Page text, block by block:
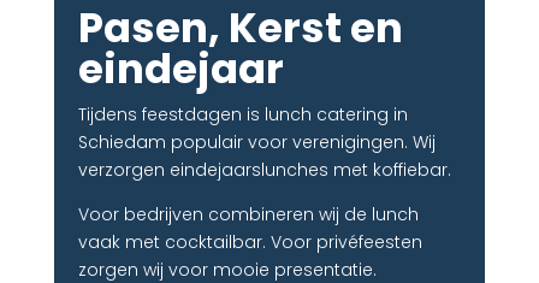
Pasen, Kerst en
eindejaar
Tijdens feestdagen is lunch catering in
Schiedam populair voor verenigingen. Wij
verzorgen eindejaarslunches met koffiebar.
Voor bedrijven combineren wij de lunch
vaak met cocktailbar. Voor privéfeesten
zorgen wij voor mooie presentatie.